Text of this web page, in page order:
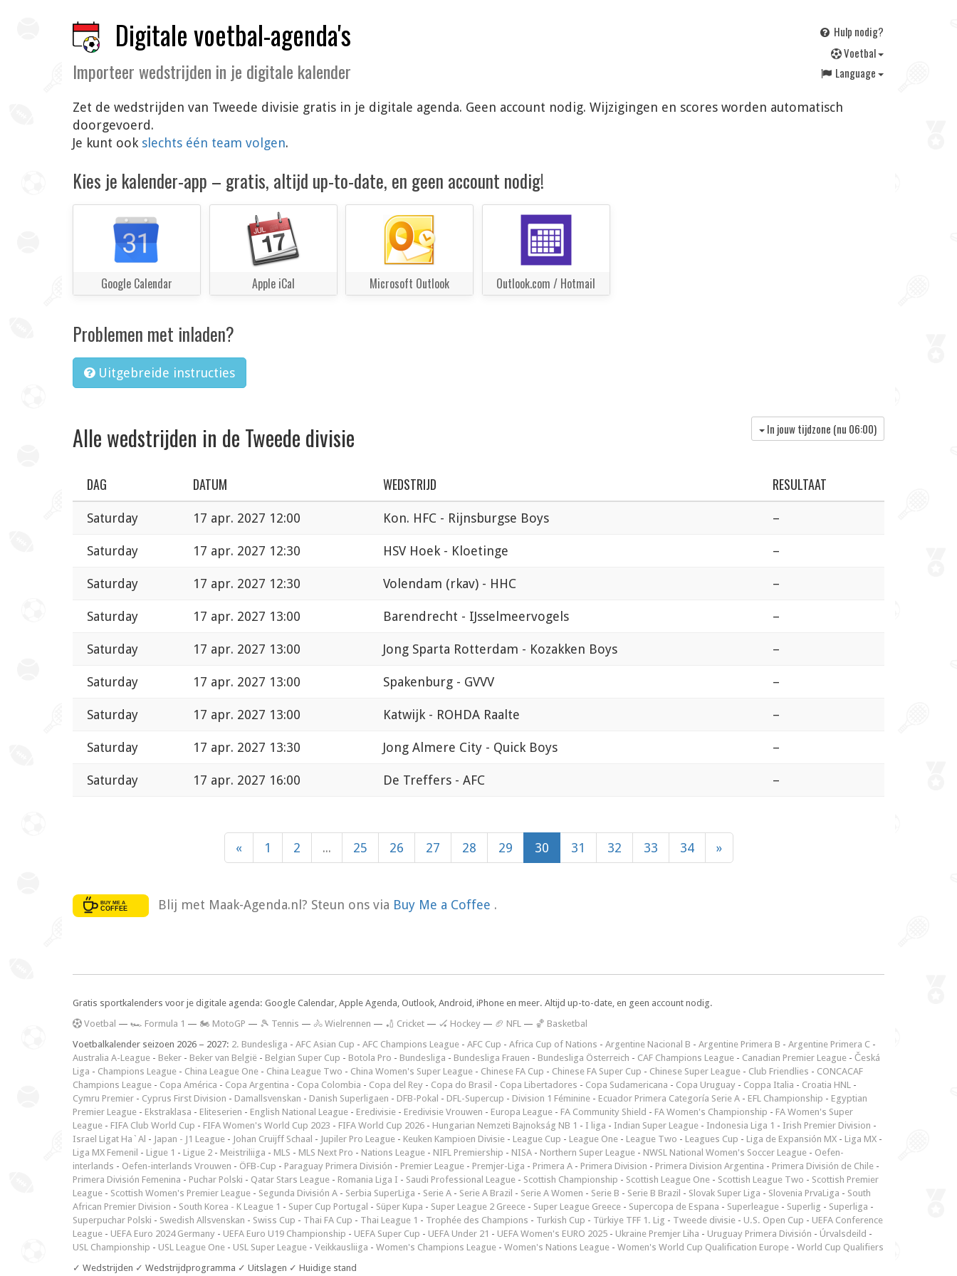
Digitale voetbal-agenda's
Importeer wedstrijden in je digitale kalender
Hulp nodig?
Voetbal
Language
Zet de wedstrijden van Tweede divisie gratis in je digitale agenda. Geen account nodig. Wijzigingen en scores worden automatisch
doorgevoerd.
Je kunt ook slechts één team volgen.
Kies je kalender-app – gratis, altijd up-to-date, en geen account nodig!
Google Calendar Apple iCal Microsoft Outlook Outlook.com / Hotmail
Problemen met inladen?
Uitgebreide instructies
Alle wedstrijden in de Tweede divisie In jouw tijdzone (nu 06:00)
DAG DATUM WEDSTRIJD RESULTAAT
Saturday 17 apr. 2027 12:00 Kon. HFC - Rijnsburgse Boys –
Saturday 17 apr. 2027 12:30 HSV Hoek - Kloetinge –
Saturday 17 apr. 2027 12:30 Volendam (rkav) - HHC –
Saturday 17 apr. 2027 13:00 Barendrecht - IJsselmeervogels –
Saturday 17 apr. 2027 13:00 Jong Sparta Rotterdam - Kozakken Boys –
Saturday 17 apr. 2027 13:00 Spakenburg - GVVV –
Saturday 17 apr. 2027 13:00 Katwijk - ROHDA Raalte –
Saturday 17 apr. 2027 13:30 Jong Almere City - Quick Boys –
Saturday 17 apr. 2027 16:00 De Treffers - AFC –
« 1 2 ... 25 26 27 28 29 30 31 32 33 34 »
Blij met Maak-Agenda.nl? Steun ons via Buy Me a Coffee .
Gratis sportkalenders voor je digitale agenda: Google Calendar, Apple Agenda, Outlook, Android, iPhone en meer. Altijd up-to-date, en geen account nodig.
Voetbal — 🏎️ Formula 1 — 🏍 MotoGP — 🎾 Tennis — 🚴 Wielrennen — 🏏 Cricket — 🏑 Hockey — 🏈 NFL — 🏀 Basketbal
Voetbalkalender seizoen 2026 – 2027: 2. Bundesliga - AFC Asian Cup - AFC Champions League - AFC Cup - Africa Cup of Nations - Argentine Nacional B - Argentine Primera B - Argentine Primera C -
Australia A-League - Beker - Beker van België - Belgian Super Cup - Botola Pro - Bundesliga - Bundesliga Frauen - Bundesliga Österreich - CAF Champions League - Canadian Premier League - Česká
Liga - Champions League - China League One - China League Two - China Women's Super League - Chinese FA Cup - Chinese FA Super Cup - Chinese Super League - Club Friendlies - CONCACAF
Champions League - Copa América - Copa Argentina - Copa Colombia - Copa del Rey - Copa do Brasil - Copa Libertadores - Copa Sudamericana - Copa Uruguay - Coppa Italia - Croatia HNL -
Cymru Premier - Cyprus First Division - Damallsvenskan - Danish Superligaen - DFB-Pokal - DFL-Supercup - Division 1 Féminine - Ecuador Primera Categoría Serie A - EFL Championship - Egyptian
Premier League - Ekstraklasa - Eliteserien - English National League - Eredivisie - Eredivisie Vrouwen - Europa League - FA Community Shield - FA Women's Championship - FA Women's Super
League - FIFA Club World Cup - FIFA Women's World Cup 2023 - FIFA World Cup 2026 - Hungarian Nemzeti Bajnokság NB 1 - I liga - Indian Super League - Indonesia Liga 1 - Irish Premier Division -
Israel Ligat Ha`Al - Japan - J1 League - Johan Cruijff Schaal - Jupiler Pro League - Keuken Kampioen Divisie - League Cup - League One - League Two - Leagues Cup - Liga de Expansión MX - Liga MX -
Liga MX Femenil - Ligue 1 - Ligue 2 - Meistriliiga - MLS - MLS Next Pro - Nations League - NIFL Premiership - NISA - Northern Super League - NWSL National Women's Soccer League - Oefen-
interlands - Oefen-interlands Vrouwen - ÖFB-Cup - Paraguay Primera División - Premier League - Premjer-Liga - Primera A - Primera Division - Primera Division Argentina - Primera División de Chile -
Primera División Femenina - Puchar Polski - Qatar Stars League - Romania Liga I - Saudi Professional League - Scottish Championship - Scottish League One - Scottish League Two - Scottish Premier
League - Scottish Women's Premier League - Segunda División A - Serbia SuperLiga - Serie A - Serie A Brazil - Serie A Women - Serie B - Serie B Brazil - Slovak Super Liga - Slovenia PrvaLiga - South
African Premier Division - South Korea - K League 1 - Super Cup Portugal - Süper Kupa - Super League 2 Greece - Super League Greece - Supercopa de Espana - Superleague - Superlig - Superliga -
Superpuchar Polski - Swedish Allsvenskan - Swiss Cup - Thai FA Cup - Thai League 1 - Trophée des Champions - Turkish Cup - Türkiye TFF 1. Lig - Tweede divisie - U.S. Open Cup - UEFA Conference
League - UEFA Euro 2024 Germany - UEFA Euro U19 Championship - UEFA Super Cup - UEFA Under 21 - UEFA Women's EURO 2025 - Ukraine Premjer Liha - Uruguay Primera División - Úrvalsdeild -
USL Championship - USL League One - USL Super League - Veikkausliiga - Women's Champions League - Women's Nations League - Women's World Cup Qualification Europe - World Cup Qualifiers
✓ Wedstrijden ✓ Wedstrijdprogramma ✓ Uitslagen ✓ Huidige stand